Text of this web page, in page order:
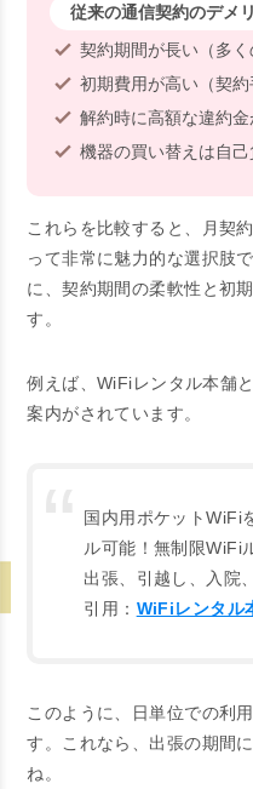
従来の通信契約のデメ
契約期間が長い（多く
初期費用が高い（契約
解約時に高額な違約
機器の買い替えは自己
これらを比較すると、月契
って非常に魅力的な選択肢
に、契約期間の柔軟性と初
す。
例えば、WiFiレンタル本舗
案内がされています。
国内用ポケットWiFi
ル可能！無制限WiFi
出張、引越し、入院
引用： WiFiレンタル
このように、日単位での利
す。これなら、出張の期間
ね。